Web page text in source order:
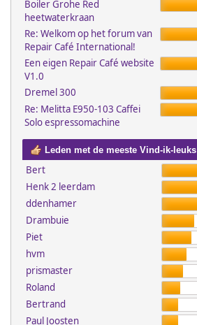
Boiler Grohe Red
heetwaterkraan
Re: Welkom op het forum van
Repair Café International!
Een eigen Repair Café website
V1.0
Dremel 300
Re: Melitta E950-103 Caffei
Solo espressomachine
Leden met de meeste Vind-ik-leuks
Bert
Henk 2 leerdam
ddenhamer
Drambuie
Piet
hvm
prismaster
Roland
Bertrand
Paul Joosten